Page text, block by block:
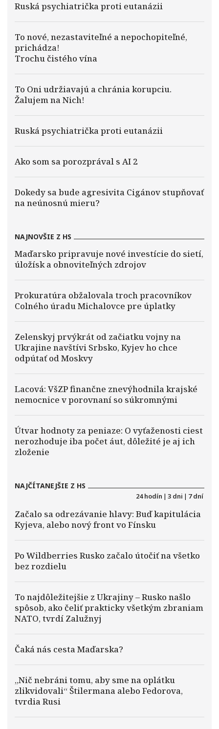
Ruská psychiatrička proti eutanázii
To nové, nezastaviteľné a nepochopiteľné,
prichádza!
Trochu čistého vína
To Oni udržiavajú a chránia korupciu.
Žalujem na Nich!
Ruská psychiatrička proti eutanázii
Ako som sa porozprával s AI 2
Dokedy sa bude agresivita Cigánov stupňovať
na neúnosnú mieru?
NAJNOVŠIE Z HS
Maďarsko pripravuje nové investície do sietí,
úložísk a obnoviteľných zdrojov
Prokuratúra obžalovala troch pracovníkov
Colného úradu Michalovce pre úplatky
Zelenskyj prvýkrát od začiatku vojny na
Ukrajine navštívi Srbsko, Kyjev ho chce
odpútať od Moskvy
Lacová: VšZP finančne znevýhodnila krajské
nemocnice v porovnaní so súkromnými
Útvar hodnoty za peniaze: O vyťaženosti ciest
nerozhoduje iba počet áut, dôležité je aj ich
zloženie
NAJČÍTANEJŠIE Z HS
24 hodín | 3 dni | 7 dní
Začalo sa odrezávanie hlavy: Buď kapitulácia
Kyjeva, alebo nový front vo Fínsku
Po Wildberries Rusko začalo útočiť na všetko
bez rozdielu
To najdôležitejšie z Ukrajiny – Rusko našlo
spôsob, ako čeliť prakticky všetkým zbraniam
NATO, tvrdí Zalužnyj
Čaká nás cesta Maďarska?
„Nič nebráni tomu, aby sme na oplátku
zlikvidovali“ Štilermana alebo Fedorova,
tvrdia Rusi